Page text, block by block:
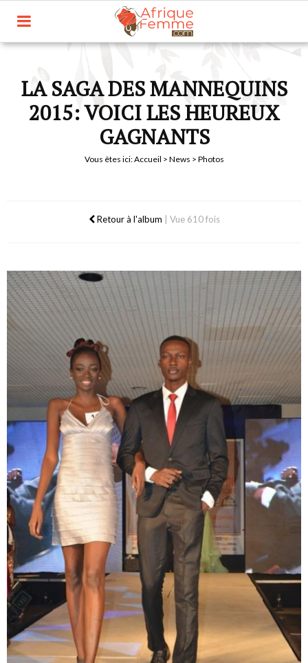
LA SAGA DES MANNEQUINS
2015: VOICI LES HEUREUX
GAGNANTS
Vous êtes ici:Accueil > News > Photos
Retour à l'album Vue 610 fois